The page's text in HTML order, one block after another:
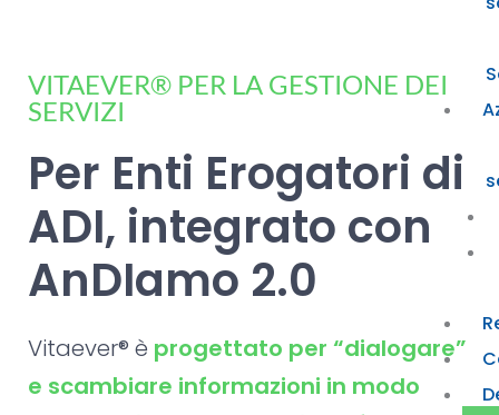
VITAEVER® PER LA GESTIONE DEI
SERVIZI
Per Enti Erogatori di
ADI, integrato con
AnDIamo 2.0
Vitaever® è progettato per “dialogare”
e scambiare informazioni in modo